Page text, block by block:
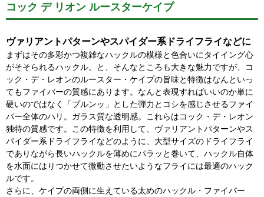
コック デ リオン ルースターケイプ
ヴァリアントパターンやスパイダー系ドライフライなどに
まずはその多彩かつ複雑なハックルの模様と色合いにタイイング心
がそそられるハックル。と、そんなところも大きな魅力ですが、コ
ック・デ・レオンのルースター・ケイプの旨味と特徴はなんといっ
てもファイバーの質感にあります。なんと表現すればいいのか単に
硬いのではなく「プルンッ」とした弾力とコシを感じさせるファイ
バー全体のハリ。ガラス質な透明感。これらはコック・デ・レオン
独特の質感です。この特徴を利用して、ヴァリアントパターンやス
パイダー系ドライフライなどのように、大型サイズのドライフライ
でありながら長いハックルを薄めにパラッと巻いて、ハックル自体
を水面にはりつかせて微動させたいようなフライには最適のハック
ルです。
さらに、ケイプの両側に生えている太めのハックル・ファイバー